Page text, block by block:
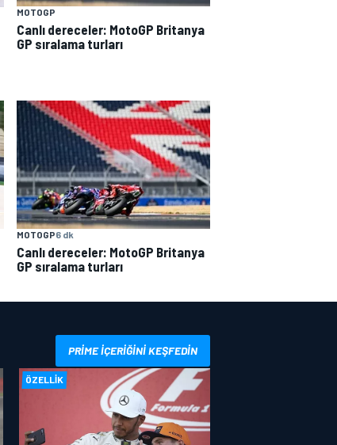
MOTOGP
Canlı dereceler: MotoGP Britanya
GP sıralama turları
MOTOGP6 dk
Canlı dereceler: MotoGP Britanya
GP sıralama turları
PRIME IÇERIĞINI KEŞFEDIN
ÖZELLIK